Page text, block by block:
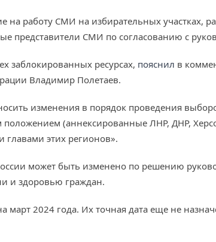
на работу СМИ на избирательных участках,
представители СМИ по согласованию с
заблокированных ресурсах, пояснил в
Владимир Полетаев.
изменения в порядок проведения
(аннексированные ЛНР, ДНР,
этих регионов».
может быть изменено по решению
и здоровью граждан.
2024 года. Их точная дата еще не